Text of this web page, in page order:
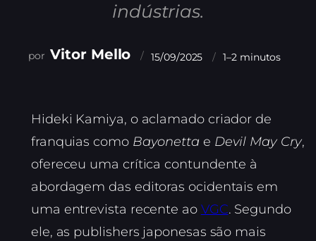
indústrias.
Vitor Mello 15/09/2025 1–2 minutos
Hideki Kamiya, o aclamado criador de
franquias como Bayonetta e Devil May Cry,
ofereceu uma crítica contundente à
abordagem das editoras ocidentais em
uma entrevista recente ao VGC. Segundo
ele, as publishers japonesas são mais